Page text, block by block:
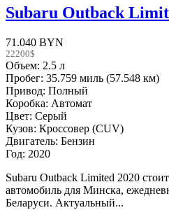
Subaru Outback
71.040 BYN
22200$
Объем: 2.5 л
Пробег: 35.759 миль (57.548 км)
Привод: Полный
Коробка: Автомат
Цвет: Серый
Кузов: Кроссовер (CUV)
Двигатель: Бензин
Год: 2020
Subaru Outback Limited 2020
автомобиль для Минска,
Беларуси. Актуальный...